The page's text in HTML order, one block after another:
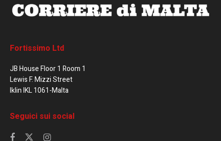
Fortissimo Ltd
JB House Floor 1 Room 1
Lewis F. Mizzi Street
Iklin IKL 1061-Malta
Seguici sui social